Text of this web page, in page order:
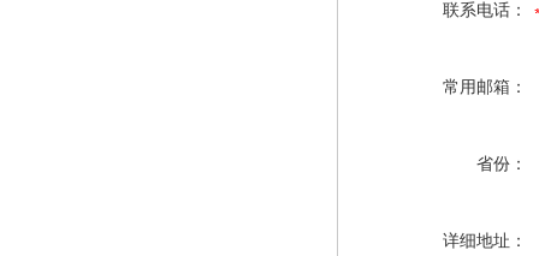
联系电话：
常用邮箱：
省份：
详细地址：